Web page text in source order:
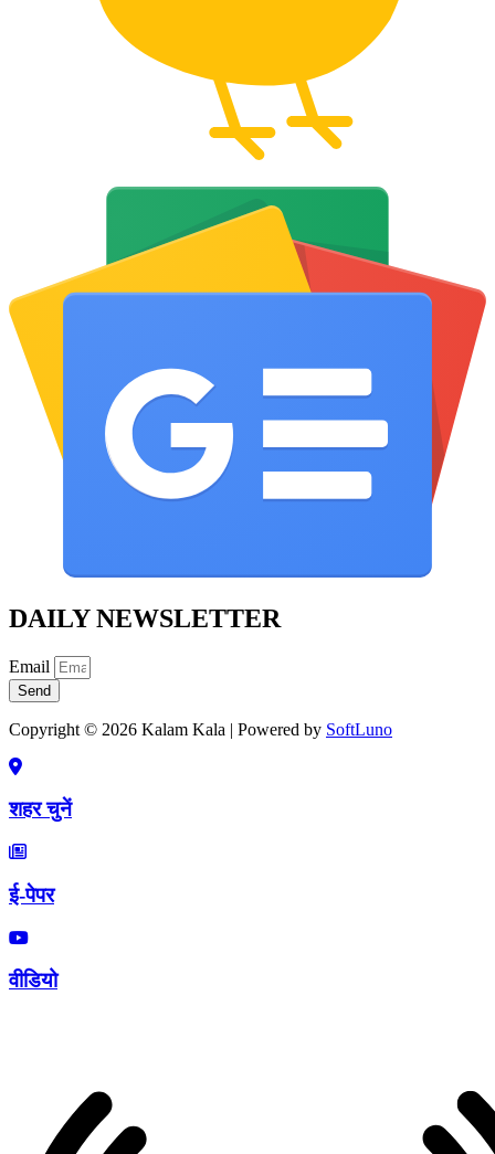
DAILY NEWSLETTER
Email
Send
Copyright © 2026 Kalam Kala | Powered by SoftLuno
शहर चुनें
ई-पेपर
वीडियो